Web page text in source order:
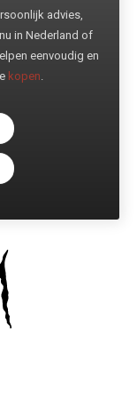
advies,
in Nederland of
eenvoudig en
kopen.